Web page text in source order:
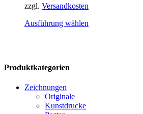
zzgl. Versandkosten
Ausführung wählen
Produktkategorien
Zeichnungen
Originale
Kunstdrucke